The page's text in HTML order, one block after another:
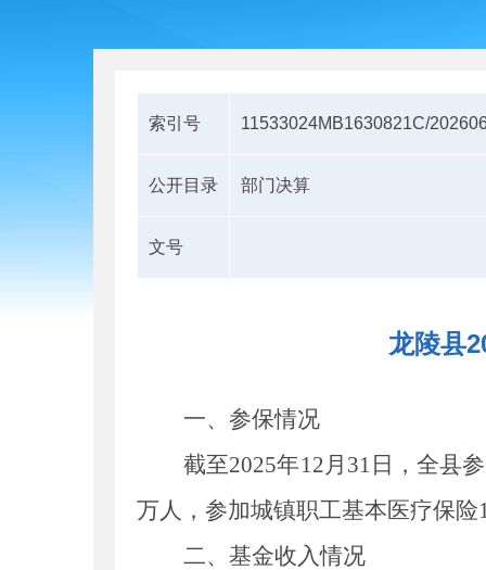
索引号 11533024MB1630821C/
公开目录 部门决算
文号
龙陵县
一、参保情况
截至2025年12月 31 日，全县
万人，参加城镇职工基本医疗保险
二、基金收入情况